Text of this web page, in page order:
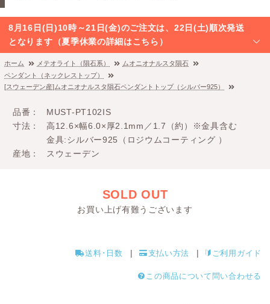
8月16日(日)10時～21日(金)のご注文は、22日(土)順次発送
となります（夏季休業の詳細はこちら）
ホーム メテオライト（隕石系）
ムオニオナルスタ隕石
ペンダント（ネックレストップ）
[スウェーデン産]ムオニオナルスタ隕石ペンダントトップ（シルバー925）
品番
MUST-PT102IS
寸法
高12.6×幅6.0×厚2.1mm／1.7（約）※金具含む
金具:シルバー925（ロジウムコーティング ）
産地
スウェーデン
SOLD OUT
お買い上げ有難うございます
送料･日数 支払い方法 ご利用ガイド
この商品について問い合わせる